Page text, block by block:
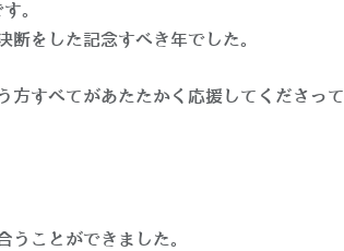
。
をした記念すべき年でした。
方すべてがあたたかく応援してくださって
うことができました。